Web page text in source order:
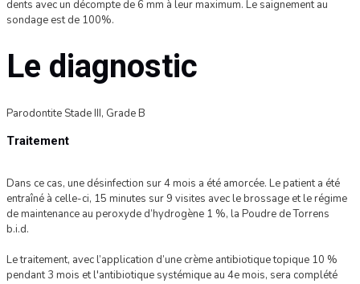
dents avec un décompte de 6 mm à leur maximum. Le saignement au
sondage est de 100%.
Le diagnostic
Parodontite Stade III, Grade B
Traitement
Dans ce cas, une désinfection sur 4 mois a été amorcée. Le patient a été
entraîné à celle-ci, 15 minutes sur 9 visites avec le brossage et le régime
de maintenance au peroxyde d’hydrogène 1 %, la Poudre de Torrens
b.i.d.
Le traitement, avec l’application d’une crème antibiotique topique 10 %
pendant 3 mois et l'antibiotique systémique au 4e mois, sera complété